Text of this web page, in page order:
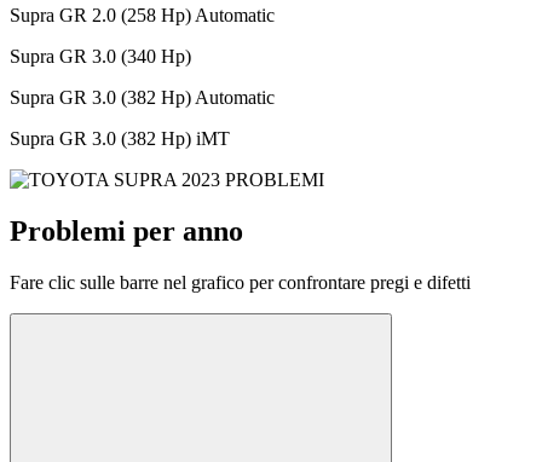
Supra GR 2.0 (258 Hp) Automatic
Supra GR 3.0 (340 Hp)
Supra GR 3.0 (382 Hp) Automatic
Supra GR 3.0 (382 Hp) iMT
Problemi per anno
Fare clic sulle barre nel grafico per confrontare pregi e difetti